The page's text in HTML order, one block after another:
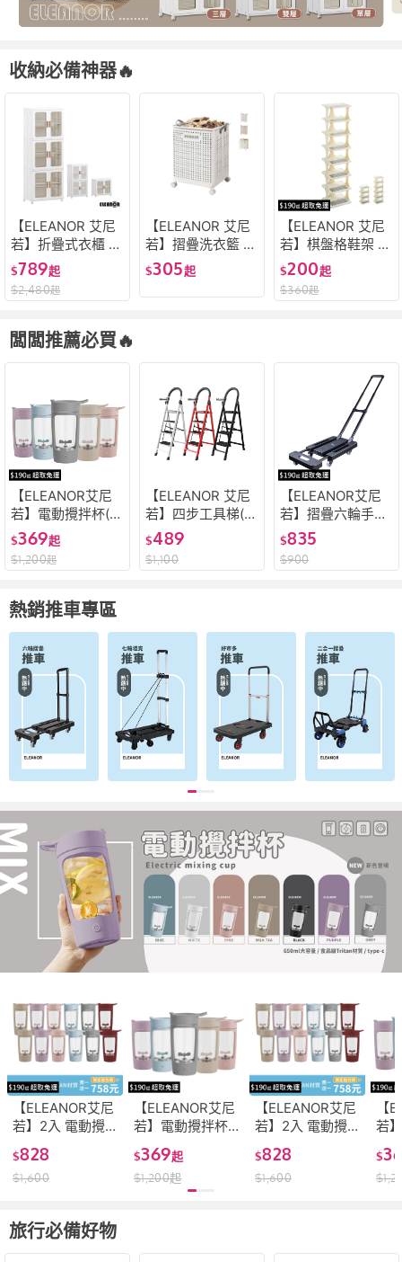
收納必備神器🔥
【ELEANOR 艾尼
若】折疊式衣櫃 摺
疊衣櫃 可疊加收納
櫃 加大容量收納箱
雙開門磁吸衣櫃 附
能摺疊衣櫃
$789起
$2,480起
【ELEANOR 艾尼
若】摺疊洗衣籃 可
移動 帶輪洗衣籃
手提 大容量洗衣籃
髒衣收納籃 折疊收
$305起
【ELEANOR 艾尼
若】棋盤格鞋架 奶
油風質感鞋架 加寬
多層 組裝鞋架 玄
關鞋架 分層置物
$200起
$360起
闆闆推薦必買🔥
【ELEANOR艾尼
若】電動攪拌杯(攪
拌杯 無線 健身杯
運動水壺 奶昔杯)
$369起
$1,200起
【ELEANOR 艾尼
若】四步工具梯(摺
疊梯 工具梯 梯子
折疊梯 人字梯 多
功能 梯子 工作梯
$489
$1,100
【ELEANOR艾尼
若】摺疊六輪手推
車(強力承重200公
斤 底盤可延伸 摺
疊收納)
$835
$900
熱銷推車專區
【ELEANOR艾尼
若】2入 電動攪
001 攪拌杯 無線
健身杯 運動水壺
$828
$1,600
【ELEANOR艾尼
若】電動攪拌杯
線 健身杯 運動水
壺 奶昔杯)
$369起
$1,200起
【ELEANOR艾尼
若】2入 電動攪
001 攪拌杯 無線
健身杯 運動水壺
$828
$1,600
【
若
線
壺
$
$
旅行必備好物